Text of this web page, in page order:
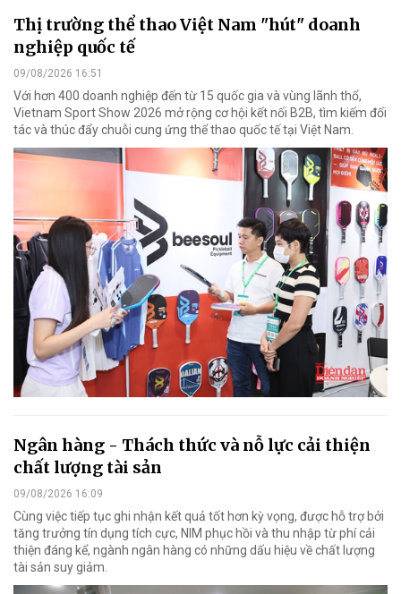
Thị trường thể thao Việt Nam "hút" doanh
nghiệp quốc tế
09/08/2026 16:51
Với hơn 400 doanh nghiệp đến từ 15 quốc gia và vùng lãnh thổ,
Vietnam Sport Show 2026 mở rộng cơ hội kết nối B2B, tìm kiếm đối
tác và thúc đẩy chuỗi cung ứng thể thao quốc tế tại Việt Nam.
Ngân hàng - Thách thức và nỗ lực cải thiện
chất lượng tài sản
09/08/2026 16:09
Cùng việc tiếp tục ghi nhận kết quả tốt hơn kỳ vọng, được hỗ trợ bởi
tăng trưởng tín dụng tích cực, NIM phục hồi và thu nhập từ phí cải
thiện đáng kể, ngành ngân hàng có những dấu hiệu về chất lượng
tài sản suy giảm.